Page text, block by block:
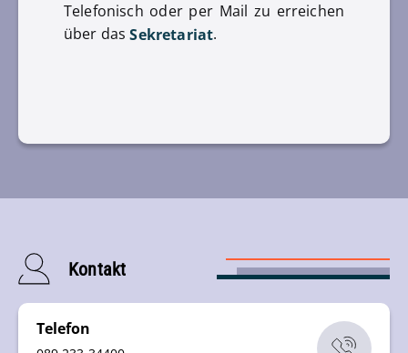
Telefonisch oder per Mail zu erreichen
über dasSekretariat.
Kontakt
Telefon